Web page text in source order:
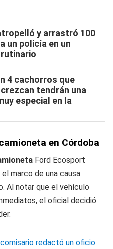
y arrastró 100
un policía en un
4 cachorros que
tendrán una
especial en la
en Córdoba
Ford Ecosport
marco de una causa
Al notar que el vehículo
el oficial decidió
redactó un oficio